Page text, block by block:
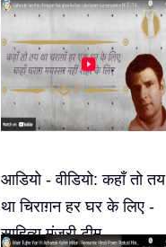
आडियो - वीडियो: कहाँ तो तय
था चिराग़न हर घर के लिए -
साहित्य मंजरी टीम